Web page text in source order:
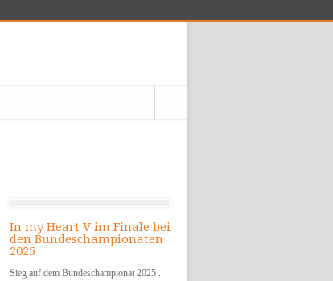
In my Heart V im Finale bei
den Bundeschampionaten
2025
Sieg auf dem Bundeschampionat 2025 .